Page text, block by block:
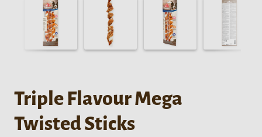
Triple Flavour Mega
Twisted Sticks